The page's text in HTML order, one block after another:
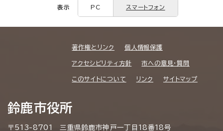
表示 PC スマートフォン
著作権とリンク 個人情報保護
アクセシビリティ方針 市への意見・質問
このサイトについて リンク サイトマップ
鈴鹿市役所
〒513-8701 三重県鈴鹿市神戸一丁目18番18号